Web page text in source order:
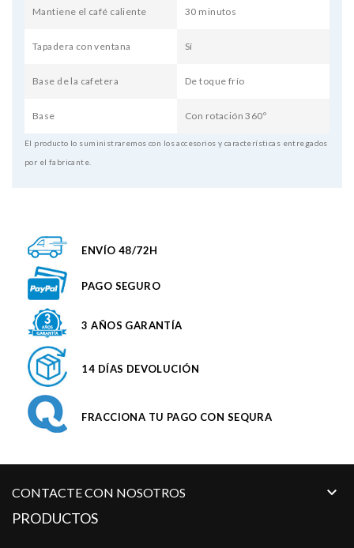
Mantiene el café caliente 30 minutos
Tapadera con ventana Sí
Base de la cafetera De toque frío
Base Con rotación 360º
El producto lo suministraremos con los accesorios y características entregados
por el fabricante.
ENVÍO 48/72H
PAGO SEGURO
3 AÑOS GARANTÍA
14 DÍAS DEVOLUCIÓN
FRACCIONA TU PAGO CON SEQURA
CONTACTE CON NOSOTROS 
PRODUCTOS